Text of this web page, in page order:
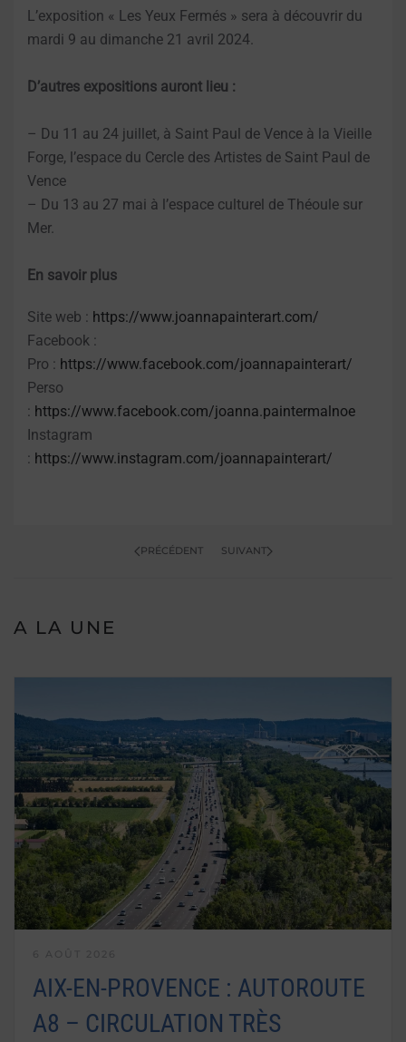
L’exposition « Les Yeux Fermés » sera à découvrir du
mardi 9 au dimanche 21 avril 2024.
D’autres expositions auront lieu :
– Du 11 au 24 juillet, à Saint Paul de Vence à la Vieille
Forge, l’espace du Cercle des Artistes de Saint Paul de
Vence
– Du 13 au 27 mai à l’espace culturel de Théoule sur
Mer.
En savoir plus
Site web : https://www.joannapainterart.com/
Facebook :
Pro : https://www.facebook.com/joannapainterart/
Perso
: https://www.facebook.com/joanna.paintermalnoe
Instagram
: https://www.instagram.com/joannapainterart/
PRÉCÉDENT SUIVANT
A LA UNE
AIX-EN-PROVENCE : AUTOROUTE
A8 – CIRCULATION TRÈS